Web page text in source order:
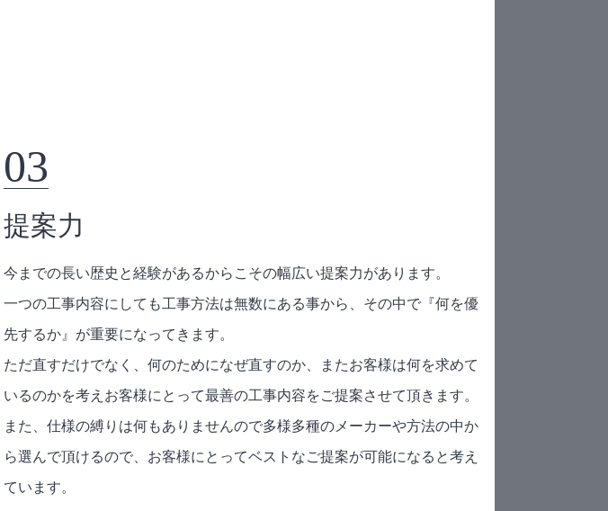
03
提案力
今までの長い歴史と経験があるからこその幅広い提案力があります。
一つの工事内容にしても工事方法は無数にある事から、その中で『何を優
先するか』が重要になってきます。
ただ直すだけでなく、何のためになぜ直すのか、またお客様は何を求めて
いるのかを考えお客様にとって最善の工事内容をご提案させて頂きます。
また、仕様の縛りは何もありませんので多様多種のメーカーや方法の中か
ら選んで頂けるので、お客様にとってベストなご提案が可能になると考え
ています。